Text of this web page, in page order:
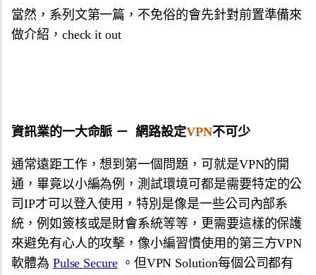
當然，系列文第一篇，不免俗的會先針對前置準備來
做介紹， check it out
資訊業的一大命脈 － 網路設定VPN不可少
通常遠距工作，想到第一個問題，可就是VPN的開
通， 畢竟以小編為例， 測試環境可都是需要特定的公
司IP才可以登入使用，特別是像是一些公司內部系
統，例如簽核或是財會系統等等， 更需要這樣的保護
來避免有心人的攻擊，像小編習慣使用的第三方VPN
軟體為 Pulse Secure。但VPN Solution每個公司都有